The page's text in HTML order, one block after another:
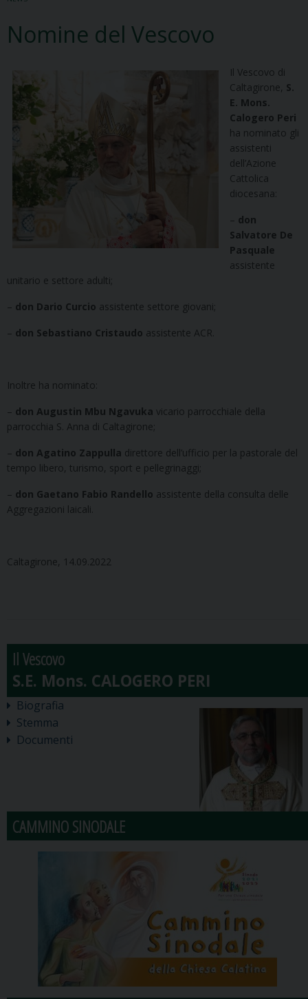
Nomine del Vescovo
Il Vescovo di
Caltagirone, S.
E. Mons.
Calogero Peri
ha nominato gli
assistenti
dell’Azione
Cattolica
diocesana:
– don
Salvatore De
Pasquale
assistente
unitario e settore adulti;
– don Dario Curcio assistente settore giovani;
– don Sebastiano Cristaudo assistente ACR.
Inoltre ha nominato:
– don Augustin Mbu Ngavuka vicario parrocchiale della
parrocchia S. Anna di Caltagirone;
– don Agatino Zappulla direttore dell’ufficio per la pastorale del
tempo libero, turismo, sport e pellegrinaggi;
– don Gaetano Fabio Randello assistente della consulta delle
Aggregazioni laicali.
Caltagirone, 14.09.2022
Il Vescovo
Biografia
Stemma
Documenti
CAMMINO SINODALE